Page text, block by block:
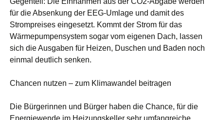
für die Absenkung der EEG-Umlage und damit des
Strompreises eingesetzt. Kommt der Strom für das
Wärmepumpensystem sogar vom eigenen Dach, lassen
sich die Ausgaben für Heizen, Duschen und Baden noch
einmal deutlich senken.
Chancen nutzen – zum Klimawandel beitragen
Die Bürgerinnen und Bürger haben die Chance, für die